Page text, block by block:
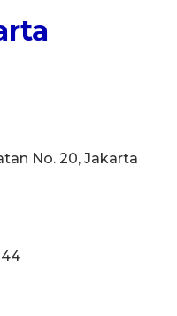
No. 20, Jakarta